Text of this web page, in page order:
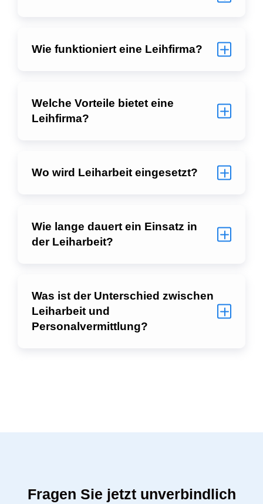
Wie funktioniert eine Leihfirma?
Welche Vorteile bietet eine
Leihfirma?
Wo wird Leiharbeit eingesetzt?
Wie lange dauert ein Einsatz in
der Leiharbeit?
Was ist der Unterschied zwischen
Leiharbeit und
Personalvermittlung?
Fragen Sie jetzt unverbindlich